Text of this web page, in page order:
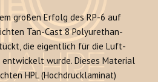
großen Erfolg des RP-6 auf
Tan-Cast 8 Polyurethan-
die eigentlich für die Luft-
wurde. Dieses Material
HPL (Hochdrucklaminat)